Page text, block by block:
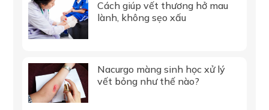
Cách giúp vết thương hở mau
lành, không sẹo xấu
Nacurgo màng sinh học xử lý
vết bỏng như thế nào?